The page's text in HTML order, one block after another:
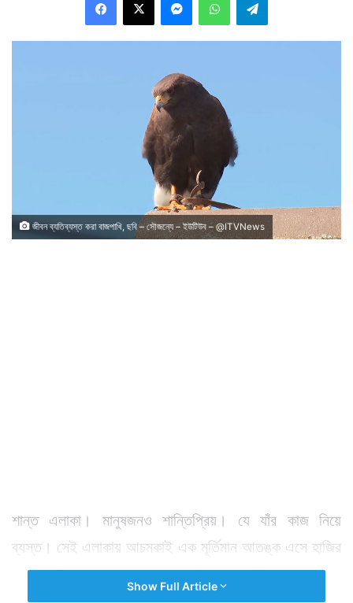
জীবন ব্যতিব্যস্ত করা বাজপাখি, ছবি – সৌজন্যে – ইউটিউব – @ITVNews
শান্ত এলাকা। মানুষজনও শান্তিপ্রিয়। যে যাঁর কাজ নিয়ে
ব্যস্ত। সেই এলাকায় আচমকাই এক মূর্তিমান আতঙ্ক এসে হাজির
হল। বাড়ির ছাদ থেকে ল্যাম্পপোস্টের মাথা, উঁচু গাছের আগা
Show Full Article